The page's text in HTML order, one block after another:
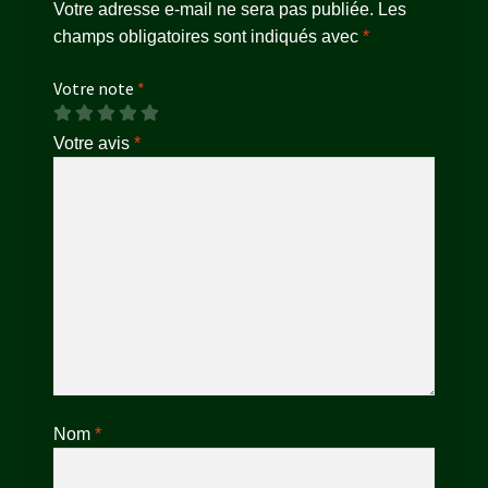
Votre adresse e-mail ne sera pas publiée. Les
champs obligatoires sont indiqués avec *
Votre note *
Votre avis *
Nom *